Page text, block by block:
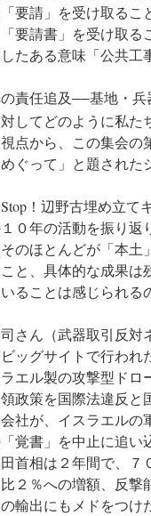
要請」を受け取る
要請書」を受け取
たある意味「公共工
責任追及――基地・兵
してどのように私
点から、この集会
ぐって」と題された
！辺野古埋め立て
０年の活動を振り
のほとんどが「本土
と、具体的な成果
ることは感じられる
さん（武器取引反対
ッグサイトで行わ
エル製の攻撃型ド
政策を国際法違反
社が、イスラエル
覚書」を中止に追
首相は２年間で、７
２％への増額、反
輸出にもメドをつ